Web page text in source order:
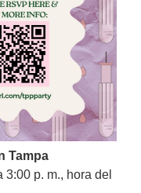
Tampa
p. m., hora del